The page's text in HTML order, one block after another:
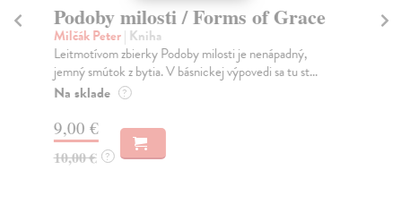
Podoby milosti / Forms of Grace
Milčák Peter| Kniha
Leitmotívom zbierky Podoby milosti je nenápadný,
jemný smútok z bytia. V básnickej výpovedi sa tu st...
Na sklade ?
9,00 €
10,00 € ?